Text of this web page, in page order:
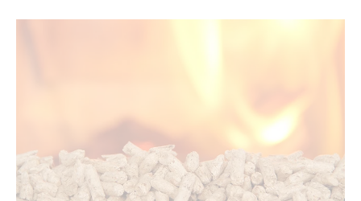
ペレットストーブの煙突設置ポイントとは
バークペレットとアグリペレットの特徴比較
ペレットストーブで使える燃料の選び方
北海道で安定供給されるペレット種類とは
環境に配慮した暖房ペレットの魅力を探る